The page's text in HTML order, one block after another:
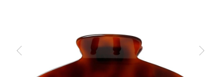
トピックス
ヘアアレンジ動画